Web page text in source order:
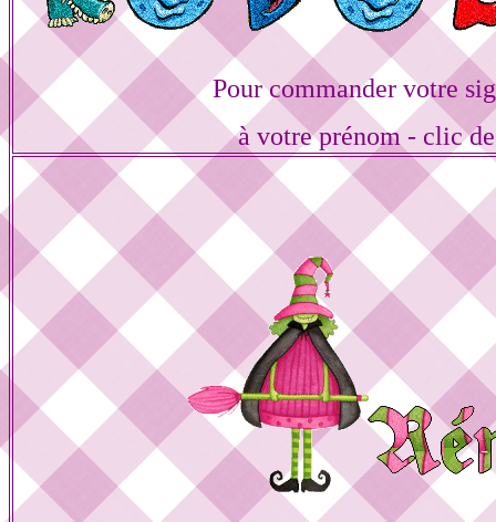
Pour commander votre
à votre prénom - clic